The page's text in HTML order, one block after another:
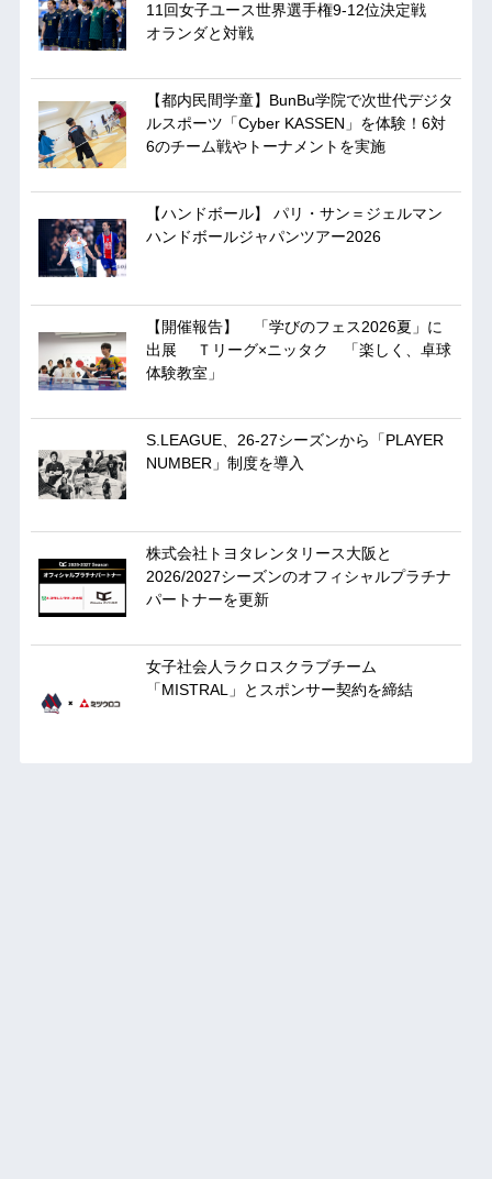
11回女子ユース世界選手権9-12位決定戦
オランダと対戦
【都内民間学童】BunBu学院で次世代デジタ
ルスポーツ「Cyber KASSEN」を体験！6対
6のチーム戦やトーナメントを実施
【ハンドボール】 パリ・サン＝ジェルマン
ハンドボールジャパンツアー2026
【開催報告】 「学びのフェス2026夏」に
出展 Ｔリーグ×ニッタク 「楽しく、卓球
体験教室」
S.LEAGUE、26-27シーズンから「PLAYER
NUMBER」制度を導入
株式会社トヨタレンタリース大阪と
2026/2027シーズンのオフィシャルプラチナ
パートナーを更新
女子社会人ラクロスクラブチーム
「MISTRAL」とスポンサー契約を締結